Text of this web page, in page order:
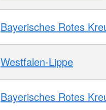
Bayerisches Rotes
Westfalen-Lippe
Bayerisches Rotes